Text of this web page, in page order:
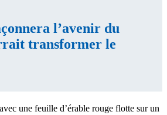
l’avenir du
transformer le